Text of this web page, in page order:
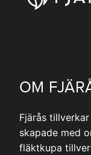
OM
Fjärås
skapade med
fläktkupa